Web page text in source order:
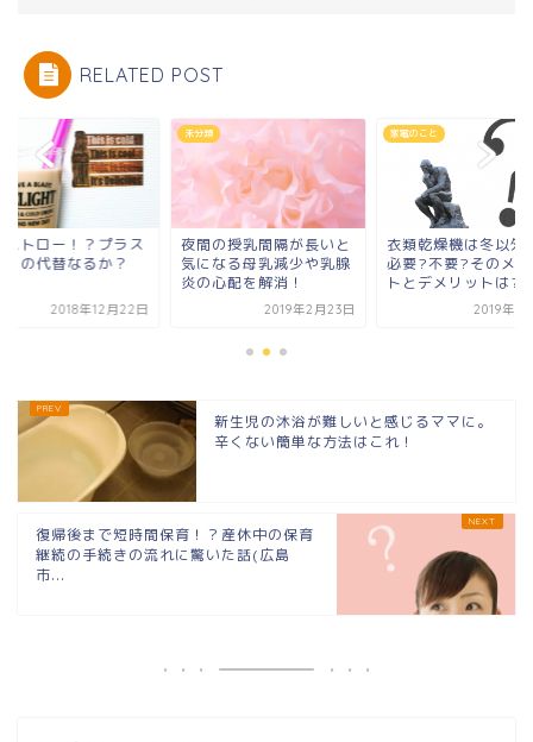
RELATED POST
の授乳間隔が長いと
る母乳減少や乳腺
2019年2月23日
家電のこと
衣類乾燥機は冬以外にも
必要?不要?そのメリッ
トとデメリットは?
2019年3月18日
未分類
木のストロー！？プ
チックの代替なるか
2018年12
新生児の沐浴が難しいと感じるママに。
辛くない簡単な方法はこれ！
復帰後まで短時間保育！？産休中の保育
継続の手続きの流れに驚いた話(広島
市...